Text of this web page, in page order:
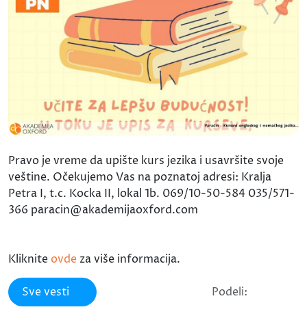
Pravo je vreme da upište kurs jezika i usavršite svoje
veštine. Očekujemo Vas na poznatoj adresi: Kralja
Petra I, t.c. Kocka II, lokal 1b. 069/10-50-584 035/571-
366 paracin@akademijaoxford.com
Kliknite ovde za više informacija.
Sve vesti Podeli: